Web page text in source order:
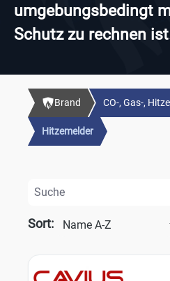
umgebungsbedingt
Schutz zu rechnen
Brand CO-, Gas-,
Hitzemelder
Sort: